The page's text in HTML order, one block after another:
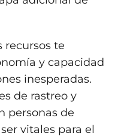
recursos te
y capacidad
inesperadas.
de rastreo y
personas de
vitales para el